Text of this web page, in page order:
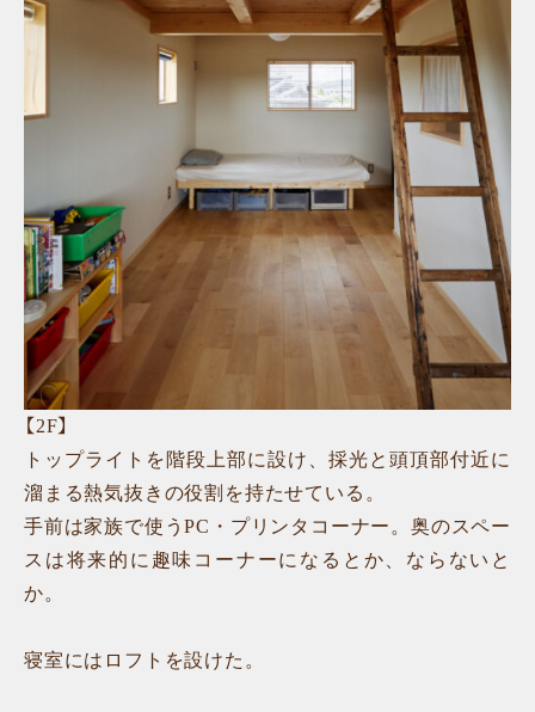
【2F】
トップライトを階段上部に設け、採光と頭頂部付近に
溜まる熱気抜きの役割を持たせている。
手前は家族で使うPC・プリンタコーナー。奥のスペー
スは将来的に趣味コーナーになるとか、ならないと
か。
寝室にはロフトを設けた。